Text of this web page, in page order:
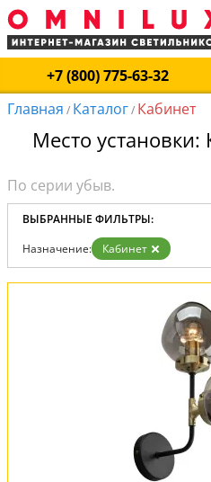
+7 (800) 775-63-32
Главная / Каталог/ Кабинет
Место
ВЫБРАННЫЕ ФИЛЬТРЫ:
Назначение: Кабинет